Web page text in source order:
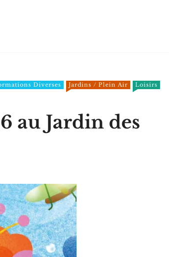
Diverses Jardins / Plein Air
Loisirs
au Jardin des